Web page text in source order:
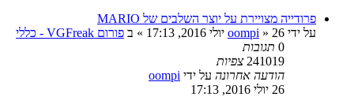
פרודייה מצויירת על יוצר השלבים של MARIO
על ידי
oompi » 26 יולי 2016, 17:13 » ב פורום VGFreak - כללי
0 תגובות
241019 צפיות
הודעה אחרונה על ידי oompi
26 יולי 2016, 17:13